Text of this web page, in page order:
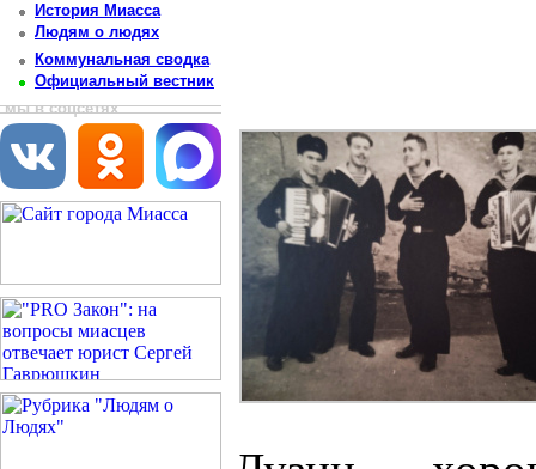
История Миасса
Людям о людях
Коммунальная сводка
Официальный вестник
мы в соцсетях